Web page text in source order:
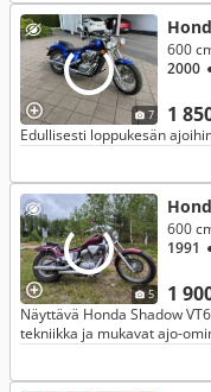
7 1
600
2000
Edullisesti loppukesän
5 1
600
1991
Näyttävä Honda Shadow
tekniikka ja mukavat ajo-